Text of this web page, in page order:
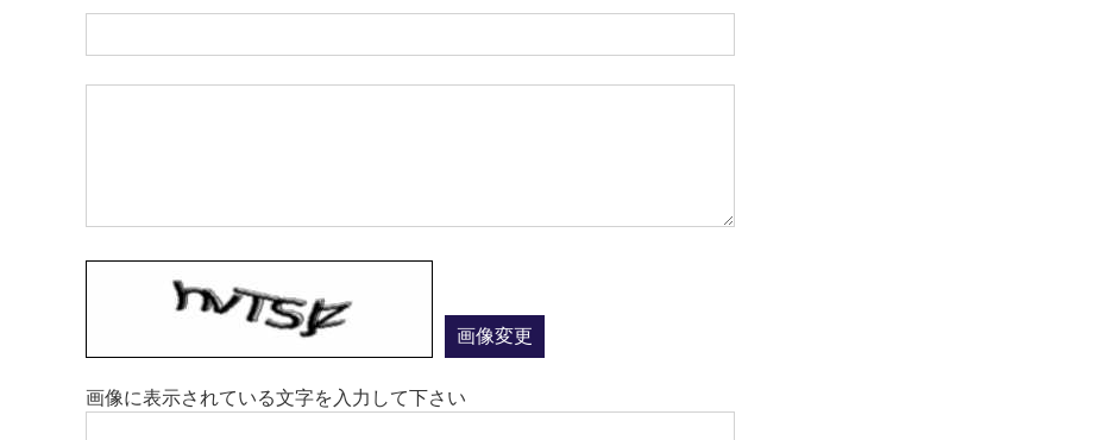
画像変更
画像に表示されている文字を入力して下さい